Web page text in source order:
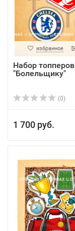
избранное
Набор топперов
"Болельщику"
(0)
1 700 руб.